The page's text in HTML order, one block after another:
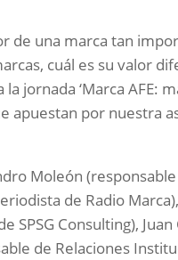
de una marca tan
cuál es su valor
jornada ‘Marca AFE:
apuestan por nuestra
Moleón
de Radio
SPSG Consulting),
de Relaciones